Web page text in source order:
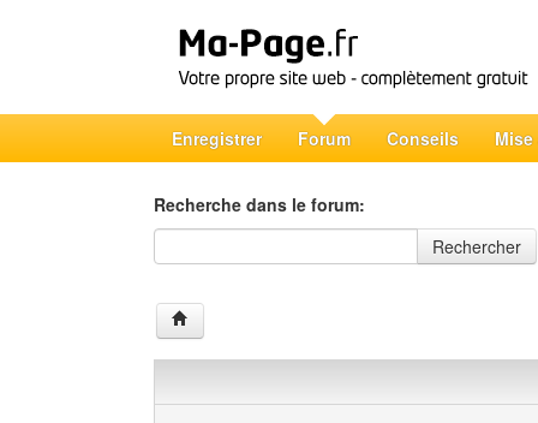
Enregistrer Forum Conseils Mise
Recherche dans le forum:
Recherche dans le forum
Rechercher